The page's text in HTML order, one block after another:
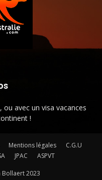
avec un visa vacances
!
Mentions légales
C.G.U
JPAC ASPVT
2023